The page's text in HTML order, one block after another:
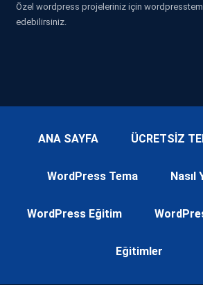
Özel wordpress projeleriniz için
edebilirsiniz.
ANA SAYFA ÜCRETSİZ
WordPress Tema Nasıl
WordPress Eğitim
Eğitimler